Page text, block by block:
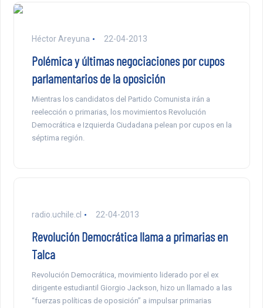
Héctor Areyuna 22-04-2013
Polémica y últimas negociaciones por cupos
parlamentarios de la oposición
Mientras los candidatos del Partido Comunista irán a
reelección o primarias, los movimientos Revolución
Democrática e Izquierda Ciudadana pelean por cupos en la
séptima región.
radio.uchile.cl 22-04-2013
Revolución Democrática llama a primarias en
Talca
Revolución Democrática, movimiento liderado por el ex
dirigente estudiantil Giorgio Jackson, hizo un llamado a las
“fuerzas políticas de oposición” a impulsar primarias